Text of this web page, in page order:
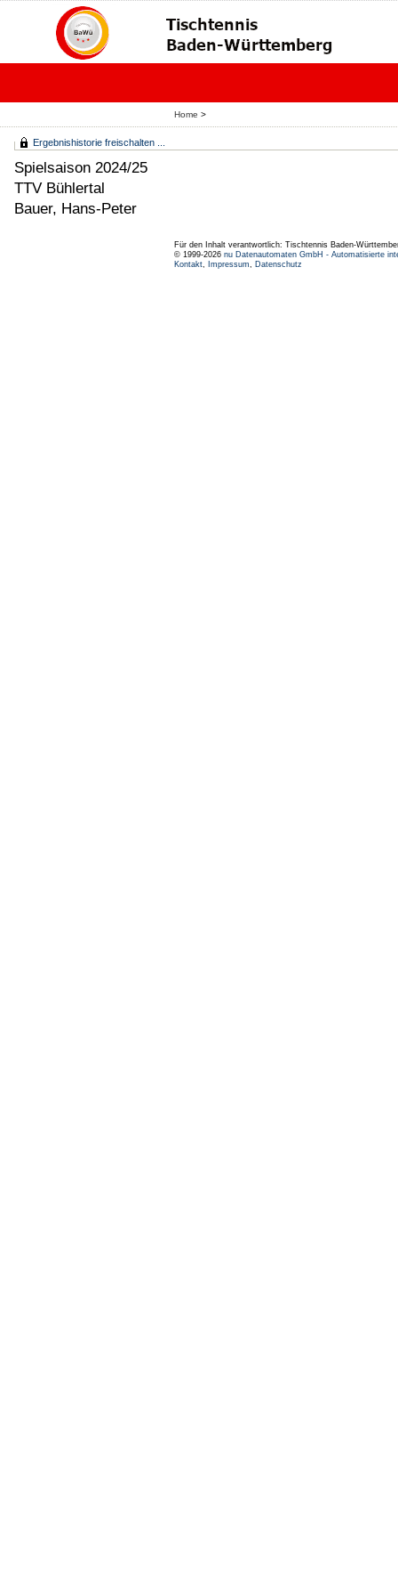
Home >
Ergebnishistorie freischalten ...
Spielsaison 2024/25
TTV Bühlertal
Bauer, Hans-Peter
Für den Inhalt verantwortlich: Tischtennis Baden-
© 1999-2026 nu Datenautomaten GmbH - Automatisierte
Kontakt, Impressum, Datenschutz